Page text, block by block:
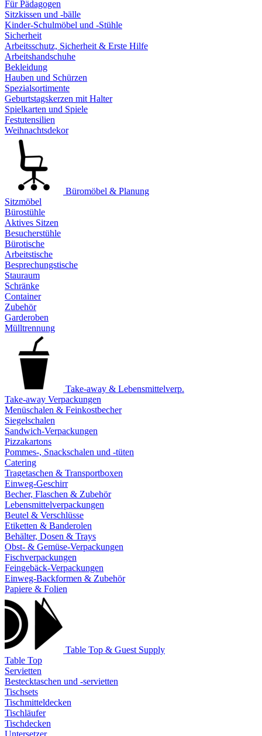
Für Pädagogen
Sitzkissen und -bälle
Kinder-Schulmöbel und -Stühle
Sicherheit
Arbeitsschutz, Sicherheit & Erste Hilfe
Arbeitshandschuhe
Bekleidung
Hauben und Schürzen
Spezialsortimente
Geburtstagskerzen mit Halter
Spielkarten und Spiele
Festutensilien
Weihnachtsdekor
Büromöbel & Planung
Sitzmöbel
Bürostühle
Aktives Sitzen
Besucherstühle
Bürotische
Arbeitstische
Besprechungstische
Stauraum
Schränke
Container
Zubehör
Garderoben
Mülltrennung
Take-away & Lebensmittelverp.
Take-away Verpackungen
Menüschalen & Feinkostbecher
Siegelschalen
Sandwich-Verpackungen
Pizzakartons
Pommes-, Snackschalen und -tüten
Catering
Tragetaschen & Transportboxen
Einweg-Geschirr
Becher, Flaschen & Zubehör
Lebensmittelverpackungen
Beutel & Verschlüsse
Etiketten & Banderolen
Behälter, Dosen & Trays
Obst- & Gemüse-Verpackungen
Fischverpackungen
Feingebäck-Verpackungen
Einweg-Backformen & Zubehör
Papiere & Folien
Table Top & Guest Supply
Table Top
Servietten
Bestecktaschen und -servietten
Tischsets
Tischmitteldecken
Tischläufer
Tischdecken